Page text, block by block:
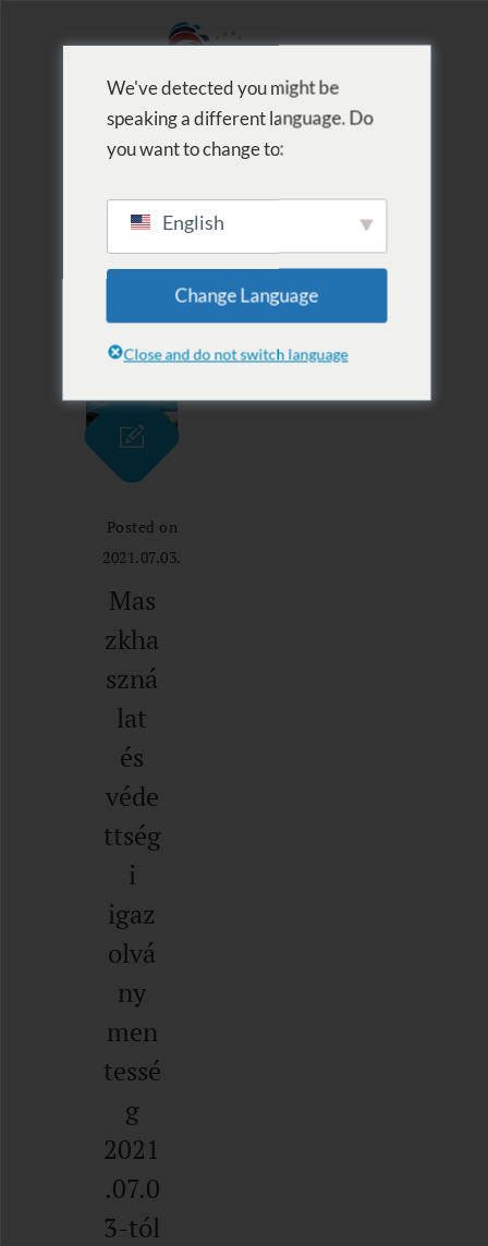
Archive for Tag:
enyhítések
Posted on
2021.07.03.
Mas
zkha
szná
lat
és
véde
ttség
i
igaz
olvá
ny
men
tessé
g
2021
.07.0
3-tól
We've detected you might be
speaking a different language. Do
you want to change to:
English
Change Language
Close and do not switch language